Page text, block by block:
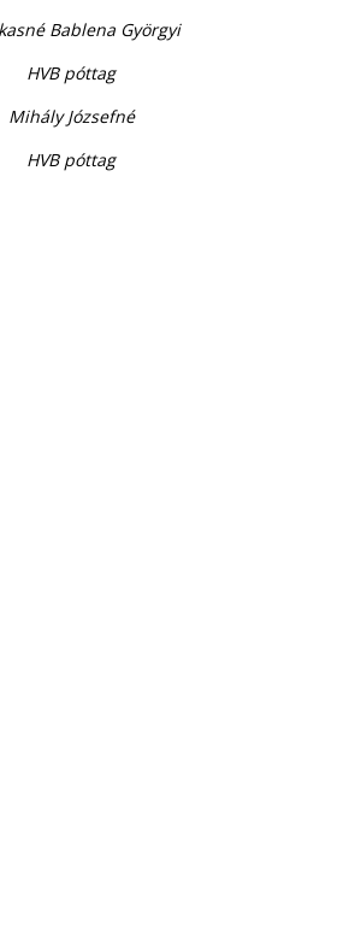
Bablena Györgyi
HVB póttag
Mihály Józsefné
HVB póttag